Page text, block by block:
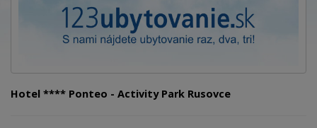
Hotel **** Ponteo - Activity Park Rusovce